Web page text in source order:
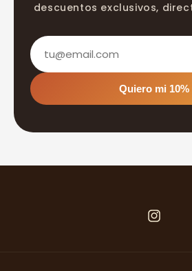
descuentos exclusivos,
Quiero mi 10%
Instagram